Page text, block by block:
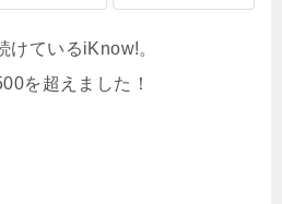
けているiKnow!。
を超えました！